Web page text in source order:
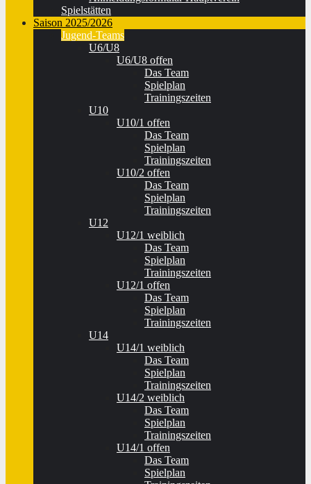
Spielstätten
Saison 2025/2026
Jugend-Teams
U6/U8
U6/U8 offen
Das Team
Spielplan
Trainingszeiten
U10
U10/1 offen
Das Team
Spielplan
Trainingszeiten
U10/2 offen
Das Team
Spielplan
Trainingszeiten
U12
U12/1 weiblich
Das Team
Spielplan
Trainingszeiten
U12/1 offen
Das Team
Spielplan
Trainingszeiten
U14
U14/1 weiblich
Das Team
Spielplan
Trainingszeiten
U14/2 weiblich
Das Team
Spielplan
Trainingszeiten
U14/1 offen
Das Team
Spielplan